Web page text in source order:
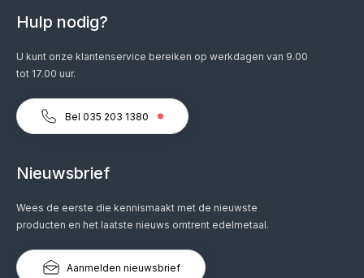
Hulp nodig?
U kunt onze klantenservice bereiken op werkdagen van 9.00
tot 17.00 uur.
Bel 035 203 1380
Nieuwsbrief
Wees de eerste die kennismaakt met de nieuwste
producten en het laatste nieuws omtrent edelmetaal.
Aanmelden nieuwsbrief